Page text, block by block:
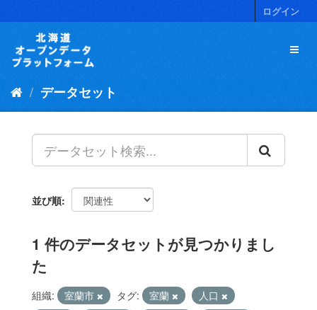
キ
ログイン
データセット
並び順
1 件のデータセットが見つかりまし
た
組織: 室蘭市 タグ: 室蘭
人口